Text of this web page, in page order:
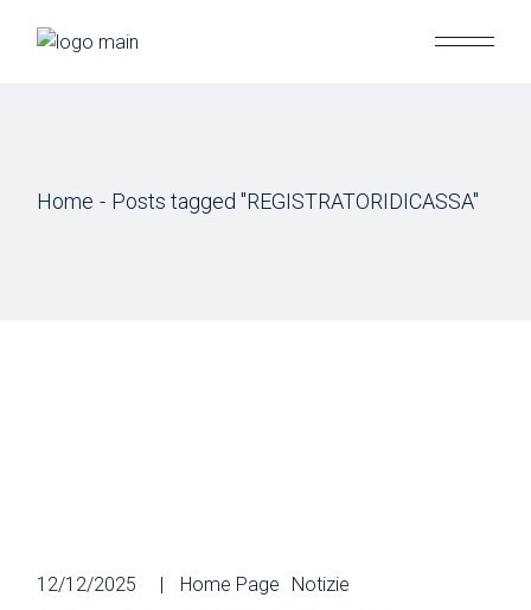
Home Posts tagged "REGISTRATORIDICASSA"
12/12/2025 Home Page Notizie